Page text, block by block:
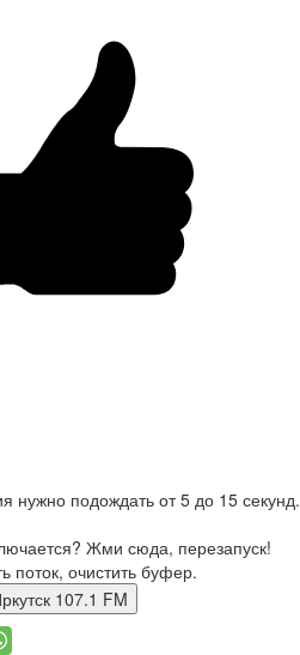
нужно подождать от 5 до 15 секунд.
Жми сюда, перезапуск!
поток, очистить буфер.
Иркутск 107.1 FM